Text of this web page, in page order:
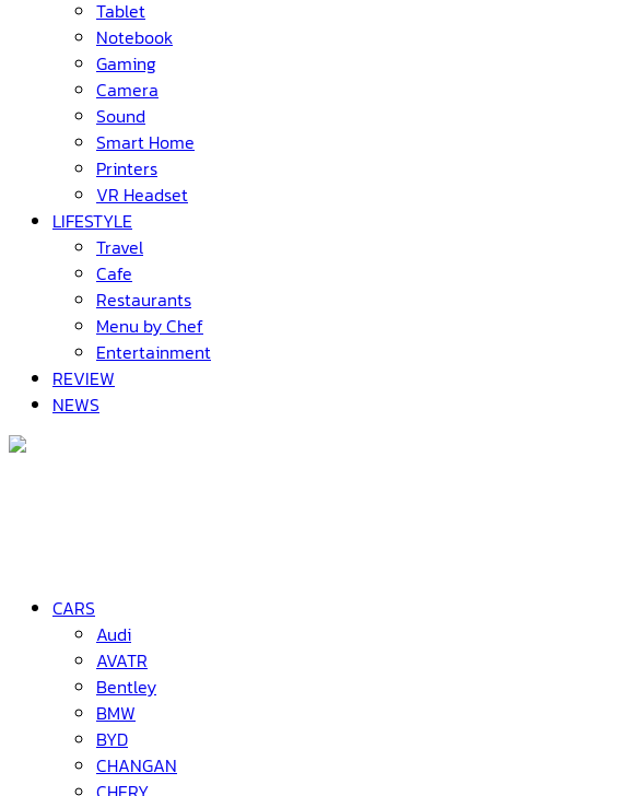
Tablet
Notebook
Gaming
Camera
Sound
Smart Home
Printers
VR Headset
LIFESTYLE
Travel
Cafe
Restaurants
Menu by Chef
Entertainment
REVIEW
NEWS
CARS
Audi
AVATR
Bentley
BMW
BYD
CHANGAN